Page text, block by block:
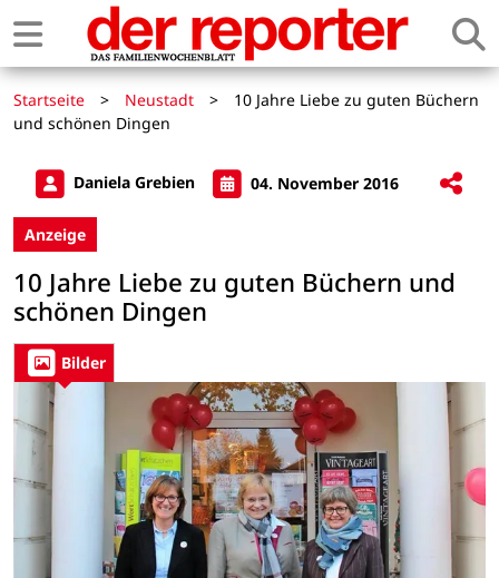
Startseite > Neustadt >
10 Jahre Liebe zu guten Büchern
und schönen Dingen
Daniela Grebien 04. November 2016
Anzeige
10 Jahre Liebe zu guten Büchern und
schönen Dingen
Bilder